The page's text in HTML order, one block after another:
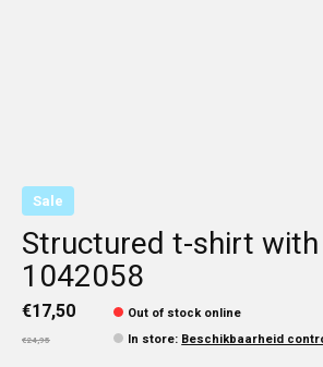
Sale
Structured t-shirt
1042058
€17,50
€24,95
Out of stock online
In store: Beschikbaarheid